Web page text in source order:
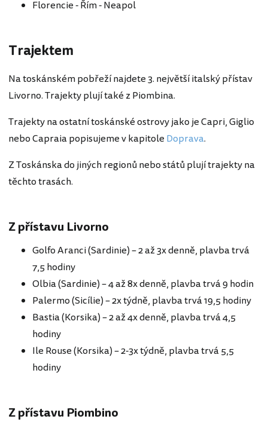
Florencie - Řím - Neapol
Trajektem
Na toskánském pobřeží najdete 3. největší italský přístav
Livorno. Trajekty plují také z Piombina.
Trajekty na ostatní toskánské ostrovy jako je Capri, Giglio
nebo Capraia popisujeme v kapitole Doprava.
Z Toskánska do jiných regionů nebo států plují trajekty na
těchto trasách.
Z přístavu Livorno
Golfo Aranci (Sardinie) – 2 až 3x denně, plavba trvá
7,5 hodiny
Olbia (Sardinie) – 4 až 8x denně, plavba trvá 9 hodin
Palermo (Sicílie) – 2x týdně, plavba trvá 19,5 hodiny
Bastia (Korsika) – 2 až 4x denně, plavba trvá 4,5
hodiny
Ile Rouse (Korsika) – 2-3x týdně, plavba trvá 5,5
hodiny
Z přístavu Piombino